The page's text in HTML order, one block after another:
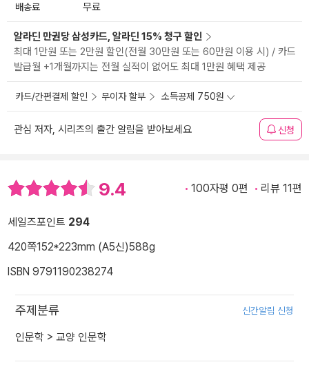
배송료 무료
알라딘 만권당 삼성카드, 알라딘 15% 청구 할인
최대 1만원 또는 2만원 할인(전월 30만원 또는 60만원 이용 시) / 카드
발급월 +1개월까지는 전월 실적이 없어도 최대 1만원 혜택 제공
카드/간편결제 할인 무이자 할부 소득공제 750원
관심 저자, 시리즈의 출간 알림을 받아보세요 신청
9.4 100자평 0편 리뷰 11편
세일즈포인트 294
420쪽152*223mm (A5신)588g
ISBN 9791190238274
주제분류 신간알림 신청
인문학 > 교양 인문학